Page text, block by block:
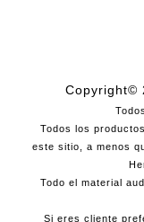
Copyright©
Todos los
este sitio, a menos
Todo el material
Si eres cliente